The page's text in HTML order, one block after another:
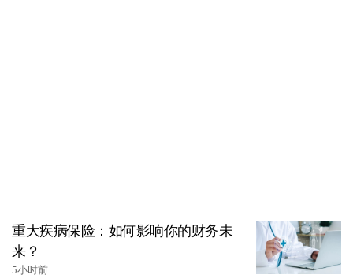
重大疾病保险：如何影响你的财务未
来？
5小时前